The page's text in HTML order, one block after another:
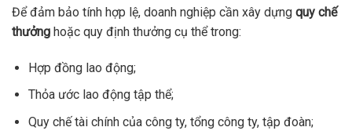
Để đảm bảo tính hợp lệ, doanh nghiệp cần xây dựng quy chế
thưởng hoặc quy định thưởng cụ thể trong:
Hợp đồng lao động;
Thỏa ước lao động tập thể;
Quy chế tài chính của công ty, tổng công ty, tập đoàn;